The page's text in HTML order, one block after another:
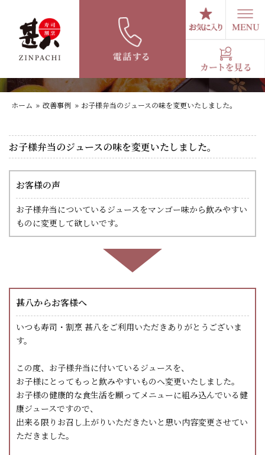
お子様弁当のジュースの味を変更いたしま
した。
ホーム » 改善事例 » お子様弁当のジュースの味を変更いたしました。
お子様弁当のジュースの味を変更いたしました。
お客様の声
お子様弁当についているジュースをマンゴー味から飲みやすい
ものに変更して欲しいです。
甚八からお客様へ
いつも寿司・割烹 甚八をご利用いただきありがとうございま
す。
この度、お子様弁当に付いているジュースを、
お子様にとってもっと飲みやすいものへ変更いたしました。
お子様の健康的な食生活を願ってメニューに組み込んでいる健
康ジュースですので、
出来る限りお召し上がりいただきたいと思い内容変更させてい
ただきました。